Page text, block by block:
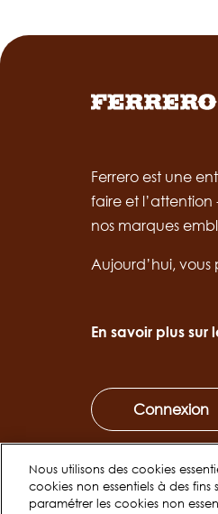
Ferrero est une
faire et l’attention
nos marques
Aujourd’hui,
En savoir plus sur
Connexion
Nous utilisons des cookies
cookies non essentiels à des
paramétrer les cookies non